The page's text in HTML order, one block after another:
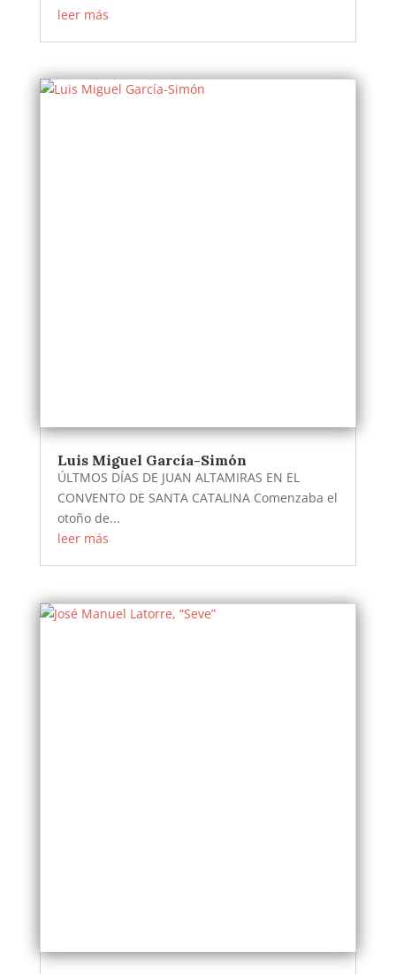
leer más
Luis Miguel García-Simón
ÚLTMOS DÍAS DE JUAN ALTAMIRAS EN EL
CONVENTO DE SANTA CATALINA Comenzaba el
otoño de...
leer más